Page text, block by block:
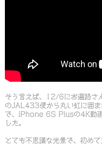
そう言えば、12/6にお遍路さ
のJAL433便から丸い虹に囲ま
で、iPhone 6S Plusの4K動画
した。
とても不思議な光景で、初め